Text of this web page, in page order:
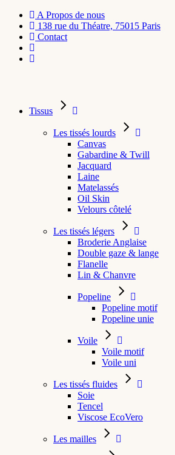
A Propos de nous
138 rue du Théatre, 75015 Paris
Contact
Tissus
Les tissés lourds
Canvas
Gabardine & Twill
Jacquard
Laine
Matelassés
Oil Skin
Velours côtelé
Les tissés légers
Broderie Anglaise
Double gaze & lange
Flanelle
Lin & Chanvre
Popeline
Popeline motif
Popeline unie
Voile
Voile motif
Voile uni
Les tissés fluides
Soie
Tencel
Viscose EcoVero
Les mailles